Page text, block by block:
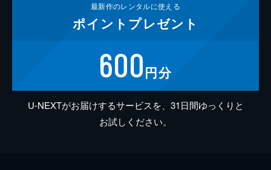
最新作のレンタルに使える
ポイント プレゼント
600円分
U-NEXTがお届けするサービスを、31日間ゆっくりと
お試しください。